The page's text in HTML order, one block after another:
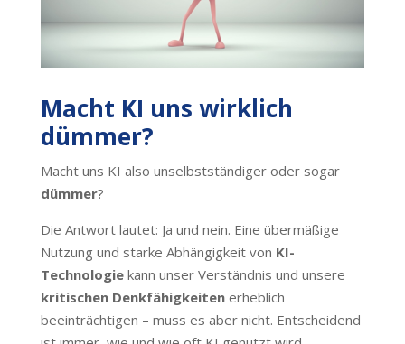
Macht KI uns wirklich
dümmer?
Macht uns KI also unselbstständiger oder sogar
dümmer?
Die Antwort lautet: Ja und nein. Eine übermäßige
Nutzung und starke Abhängigkeit von KI-
Technologiekann unser Verständnis und unsere
kritischen Denkfähigkeitenerheblich
beeinträchtigen – muss es aber nicht. Entscheidend